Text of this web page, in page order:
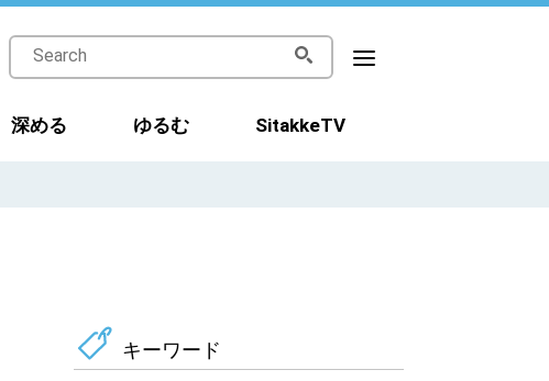
深める ゆるむ SitakkeTV
キーワード